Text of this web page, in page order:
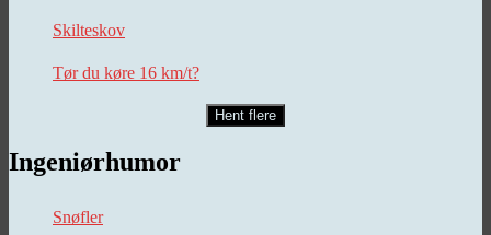
Skilteskov
Tør du køre 16 km/t?
Hent flere
Ingeniørhumor
Snøfler